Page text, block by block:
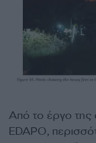
Από το έργο της
EDAPO,